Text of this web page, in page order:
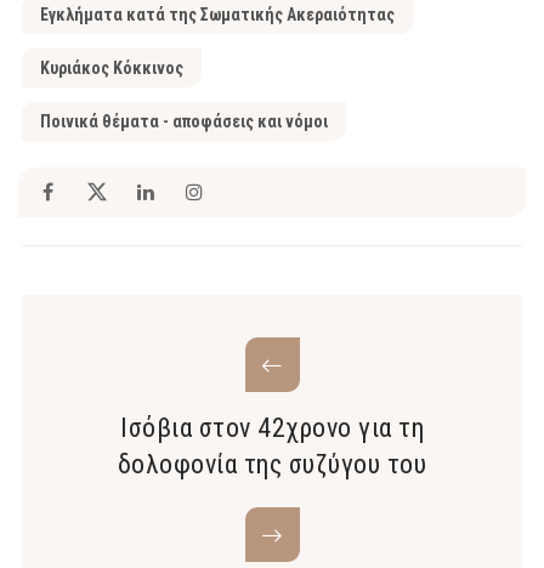
Εγκλήματα κατά της Σωματικής Ακεραιότητας
Κυριάκος Κόκκινος
Ποινικά θέματα - αποφάσεις και νόμοι
Ισόβια στον 42χρονο για τη
δολοφονία της συζύγου του